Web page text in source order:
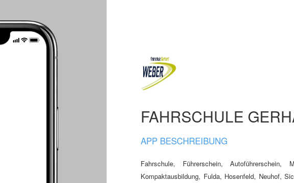
FAHRSCHULE
APP BESCHREIBUNG
Fahrschule, Führerschein, Autoführerschein,
Kompaktausbildung, Fulda, Hosenfeld, Neuhof,